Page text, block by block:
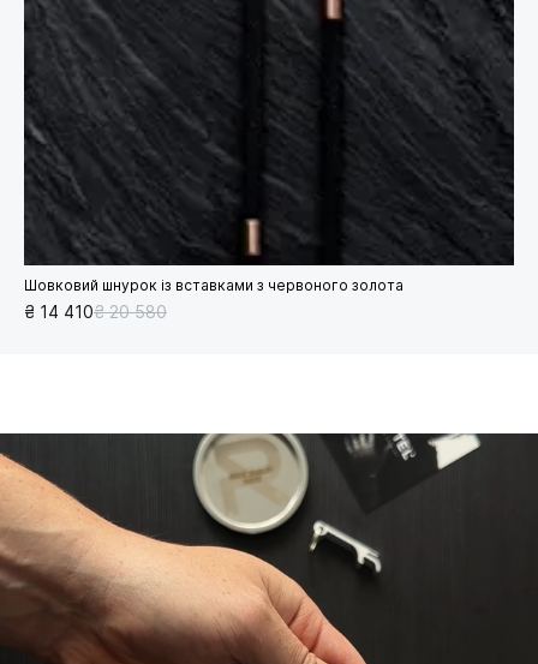
Шовковий шнурок із вставками з червоного золота
₴ 14 410₴ 20 580